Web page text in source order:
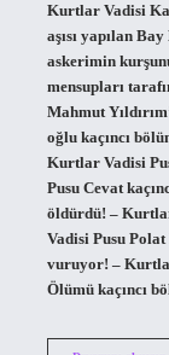
Kurtlar Vadisi
aşısı yapılan
askerimin
mensupları
Mahmut
oğlu kaçıncı
Kurtlar Vadisi
Pusu Cevat
öldürdü! –
Vadisi Pusu Polat
vuruyor! –
Ölümü kaçıncı